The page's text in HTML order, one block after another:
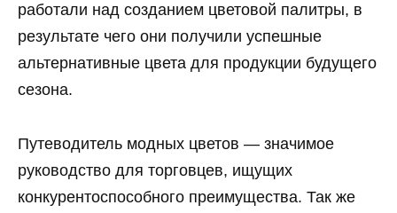
работали над созданием цветовой палитры, в
результате чего они получили успешные
альтернативные цвета для продукции будущего
сезона.
Путеводитель модных цветов — значимое
руководство для торговцев, ищущих
конкурентоспособного преимущества. Так же